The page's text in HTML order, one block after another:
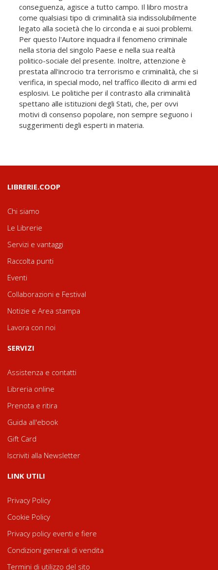
conseguenza, agisce a tutto campo. Il libro mostra
come qualsiasi tipo di criminalità sia indissolubilmente
legato alla società che lo circonda e ai suoi problemi.
Per questo l'Autore inquadra il fenomeno criminale
nella storia del singolo Paese e nella sua realtà
politico-sociale del presente. Inoltre, attenzione è
prestata all'incrocio tra terrorismo e criminalità, che si
verifica, in special modo, nel traffico illecito di armi ed
esplosivi. Le politiche per il contrasto alla criminalità
spettano alle istituzioni degli Stati, che, per ovvi
motivi di consenso popolare, non sempre seguono i
suggerimenti degli esperti in materia.
LIBRERIE.COOP
Chi siamo
Le Librerie
Servizi e vantaggi
Raccolta punti
Eventi
Collaborazioni e Festival
Notizie e Area stampa
Lavora con noi
SERVIZI
Assistenza e contatti
Libreria online
Prenota e ritira
Guida all'ebook
Gift Card
Iscriviti alla Newsletter
LINK UTILI
Privacy Policy
Cookie Policy
Privacy policy eventi e fiere
Condizioni generali di vendita
Termini di utilizzo del sito